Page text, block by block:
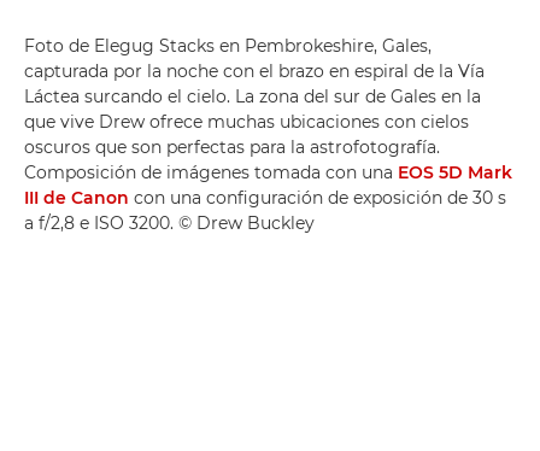
Foto de Elegug Stacks en Pembrokeshire, Gales,
capturada por la noche con el brazo en espiral de la Vía
Láctea surcando el cielo. La zona del sur de Gales en la
que vive Drew ofrece muchas ubicaciones con cielos
oscuros que son perfectas para la astrofotografía.
Composición de imágenes tomada con una EOS 5D Mark
III de Canon con una configuración de exposición de 30 s
a f/2,8 e ISO 3200. © Drew Buckley